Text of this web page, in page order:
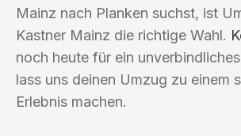
Mainz nach Planken suchst, ist
Kastner Mainz die richtige Wahl.
noch heute für ein
lass uns deinen Umzug zu einem
Erlebnis machen.